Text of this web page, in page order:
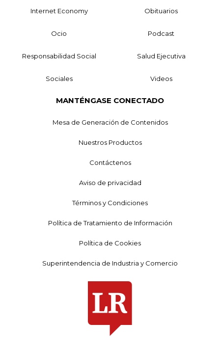
Internet Economy Obituarios
Ocio Podcast
Responsabilidad Social Salud Ejecutiva
Sociales Videos
MANTÉNGASE CONECTADO
Mesa de Generación de Contenidos
Nuestros Productos
Contáctenos
Aviso de privacidad
Términos y Condiciones
Política de Tratamiento de Información
Política de Cookies
Superintendencia de Industria y Comercio